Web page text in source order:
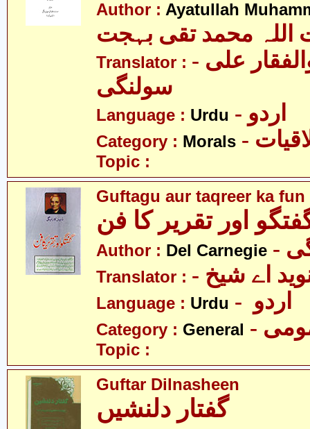
Author : Ayatullah
اللہ محمد تقی بہجت
Translator : - مولانا ذوالفقار علی
سولنگی
Language : Urdu - اردو
Category : Morals
Topic :
Guftagu aur taqreer ka fun
اور تقریر کا فن
Author : Del Carnegie
Translator : نوید اے شیخ
Language : Urdu
Category : General
Topic :
Guftar Dilnasheen
گفتار دلنشیں